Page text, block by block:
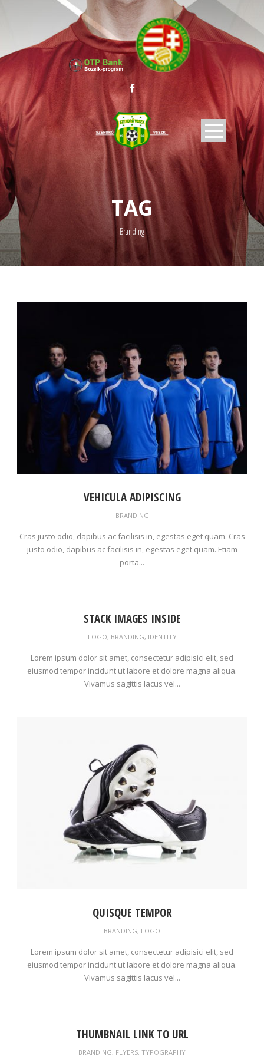
TAG
Branding
VEHICULA ADIPISCING
BRANDING
Cras justo odio, dapibus ac facilisis in, egestas eget quam. Cras
justo odio, dapibus ac facilisis in, egestas eget quam. Etiam
porta...
STACK IMAGES INSIDE
LOGO, BRANDING, IDENTITY
Lorem ipsum dolor sit amet, consectetur adipisici elit, sed
eiusmod tempor incidunt ut labore et dolore magna aliqua.
Vivamus sagittis lacus vel...
QUISQUE TEMPOR
BRANDING, LOGO
Lorem ipsum dolor sit amet, consectetur adipisici elit, sed
eiusmod tempor incidunt ut labore et dolore magna aliqua.
Vivamus sagittis lacus vel...
THUMBNAIL LINK TO URL
BRANDING, FLYERS, TYPOGRAPHY